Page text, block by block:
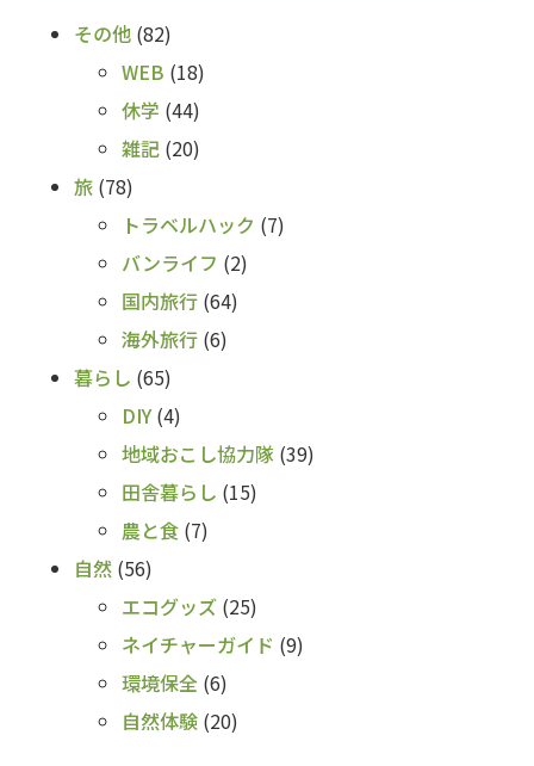
その他 (82)
WEB (18)
休学 (44)
雑記 (20)
旅 (78)
トラベルハック (7)
バンライフ (2)
国内旅行 (64)
海外旅行 (6)
暮らし (65)
DIY(4)
地域おこし協力隊 (39)
田舎暮らし (15)
農と食 (7)
自然 (56)
エコグッズ (25)
ネイチャーガイド (9)
環境保全 (6)
自然体験 (20)